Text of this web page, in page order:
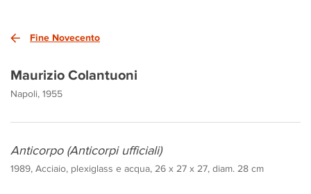
Fine Novecento
Maurizio Colantuoni
Napoli, 1955
Anticorpo (Anticorpi ufficiali)
1989, Acciaio, plexiglass e acqua, 26 x 27 x 27, diam. 28 cm